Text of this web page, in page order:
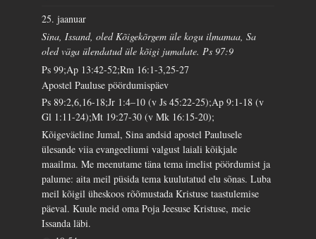
25. jaanuar
Sina, Issand, oled Kõigekõrgem üle kogu ilmamaa, Sa
oled väga ülendatud üle kõigi jumalate. Ps 97:9
Ps 99;Ap 13:42-52;Rm 16:1-3,25-27
Apostel Pauluse pöördumispäev
Ps 89:2,6,16-18;Jr 1:4–10 (v Js 45:22-25);Ap 9:1-18 (v
Gl 1:11-24);Mt 19:27-30 (v Mk 16:15-20);
Kõigeväeline Jumal, Sina andsid apostel Paulusele
ülesande viia evangeeliumi valgust laiali kõikjale
maailma. Me meenutame täna tema imelist pöördumist ja
palume: aita meil püsida tema kuulutatud elu sõnas. Luba
meil kõigil üheskoos rõõmustada Kristuse taastulemise
päeval. Kuule meid oma Poja Jeesuse Kristuse, meie
Issanda läbi.